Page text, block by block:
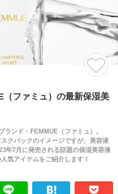
ファミュ）の最新保湿美
ンド・FEMMUE（ファミュ）。
クパックのイメージですが、美容液
年7月に発売される話題の保湿美容液
気アイテムをご紹介します！